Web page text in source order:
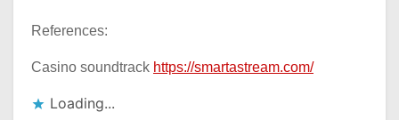
References:
Casino soundtrack https://smartastream.com/
Loading...